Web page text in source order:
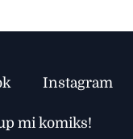
Instagram
mi komiks!